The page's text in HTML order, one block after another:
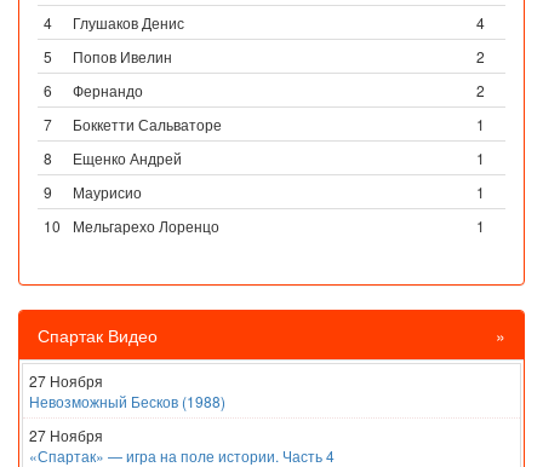
4
Глушаков Денис
4
5
Попов Ивелин
2
6
Фернандо
2
7
Боккетти Сальваторе
1
8
Ещенко Андрей
1
9
Маурисио
1
10
Мельгарехо Лоренцо 1
Спартак Видео »
27 Ноября
Невозможный Бесков (1988)
27 Ноября
«Спартак» — игра на поле истории. Часть 4